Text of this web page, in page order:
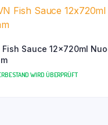
Sauce 12x720ml Nuoc
WIRD ÜBERPRÜFT